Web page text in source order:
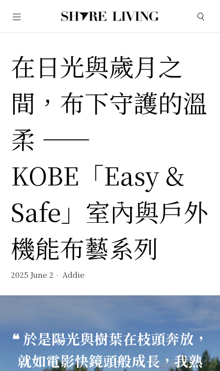
在日光與歲月之
間，布下守護的溫
柔 ——
KOBE「Easy &
Safe」室內與戶外
機能布藝系列
2025 June 2 Addie
❝ 於是陽光與樹葉在枝頭奔放，
就如電影快鏡頭般成長，我熟